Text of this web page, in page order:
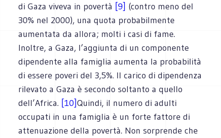
di Gaza viveva in povertà [9] (contro meno del
30% nel 2000), una quota probabilmente
aumentata da allora; molti i casi di fame.
Inoltre, a Gaza, l’aggiunta di un componente
dipendente alla famiglia aumenta la probabilità
di essere poveri del 3,5%. Il carico di dipendenza
rilevato a Gaza è secondo soltanto a quello
dell’Africa. [10]Quindi, il numero di adulti
occupati in una famiglia è un forte fattore di
attenuazione della povertà. Non sorprende che